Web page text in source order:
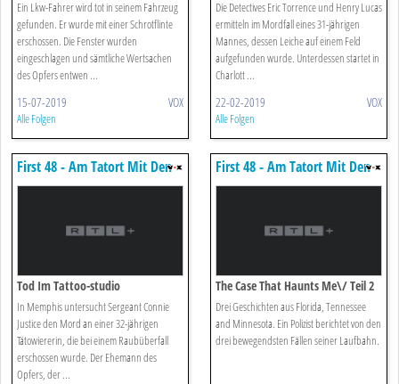
Ein Lkw-Fahrer wird tot in seinem Fahrzeug
gefunden. Er wurde mit einer Schrotflinte
erschossen. Die Fenster wurden
eingeschlagen und sämtliche Wertsachen
des Opfers entwen ...
15-07-2019 VOX
Alle Folgen
Die Detectives Eric Torrence und Henry Lucas
ermitteln im Mordfall eines 31-jährigen
Mannes, dessen Leiche auf einem Feld
aufgefunden wurde. Unterdessen startet in
Charlott ...
22-02-2019 VOX
Alle Folgen
First 48 - Am Tatort Mit Den
Us-ermittlern
Tod Im Tattoo-studio
In Memphis untersucht Sergeant Connie
Justice den Mord an einer 32-jährigen
Tätowiererin, die bei einem Raubüberfall
erschossen wurde. Der Ehemann des
Opfers, der ...
First 48 - Am Tatort Mit Den
Us-ermittlern
The Case That Haunts Me\/ Teil 2
Drei Geschichten aus Florida, Tennessee
and Minnesota. Ein Polizist berichtet von den
drei bewegendsten Fällen seiner Laufbahn.